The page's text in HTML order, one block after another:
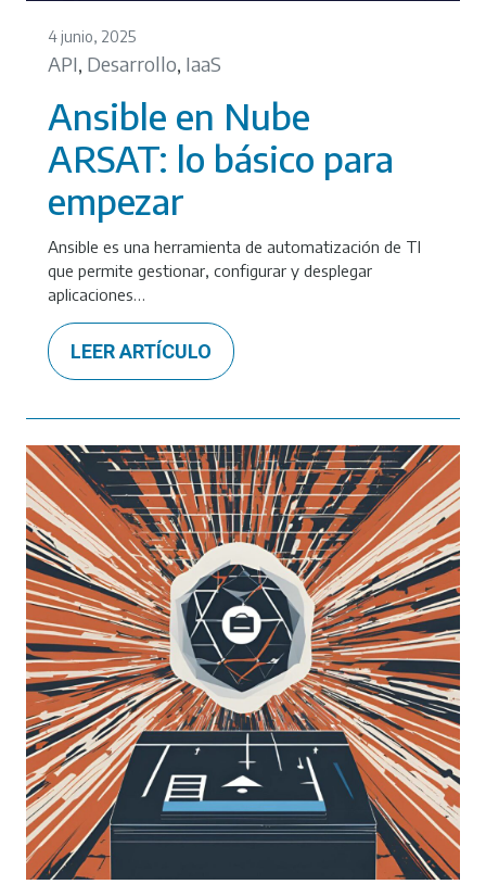
4 junio, 2025
API, Desarrollo, IaaS
Ansible en Nube
ARSAT: lo básico para
empezar
Ansible es una herramienta de automatización de TI
que permite gestionar, configurar y desplegar
aplicaciones…
LEER ARTÍCULO